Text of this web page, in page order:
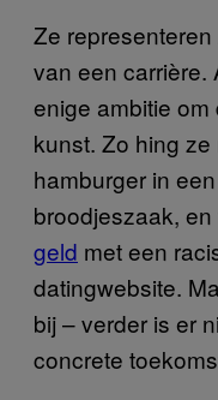
Ze
van een carrière.
enige ambitie
kunst. Zo hing
hamburger in
broodjeszaak,
geld met een
datingwebsite.
bij – verder is er
concrete